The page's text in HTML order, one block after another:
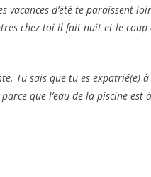
d’été te paraissent
chez toi il fait nuit et le coup
Tu sais que tu es expatrié(e)
que l’eau de la piscine est